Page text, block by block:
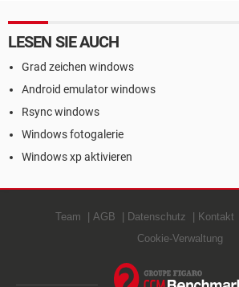
LESEN SIE AUCH
Grad zeichen windows
Android emulator windows
Rsync windows
Windows fotogalerie
Windows xp aktivieren
Team AGB Datenschutz Kontakt
Cookie-Verwaltung